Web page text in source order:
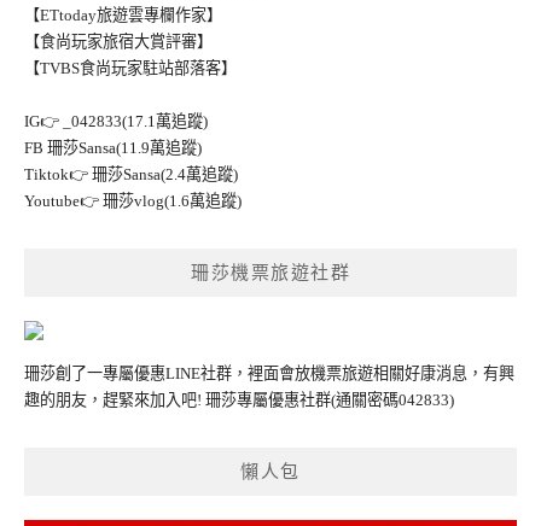
【ETtoday旅遊雲專欄作家】
【食尚玩家旅宿大賞評審】
【TVBS食尚玩家駐站部落客】
IG👉
_042833(17.1萬追蹤)
FB 珊莎Sansa(11.9萬追蹤)
Tiktok👉 珊莎Sansa(2.4萬追蹤)
Youtube👉 珊莎vlog(1.6萬追蹤)
珊莎機票旅遊社群
珊莎創了一專屬優惠LINE社群，裡面會放機票旅遊相關好康消息，有興
趣的朋友，趕緊來加入吧! 珊莎專屬優惠社群(通關密碼042833)
懶人包